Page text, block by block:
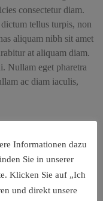
consectetur diam.
tellus turpis, non
aliquam nibh sit amet
at aliquam diam.
Nullam eget pharetra
ac diam iaculis,
Informationen dazu
Sie in unserer
Klicken Sie auf „Ich
und direkt unsere